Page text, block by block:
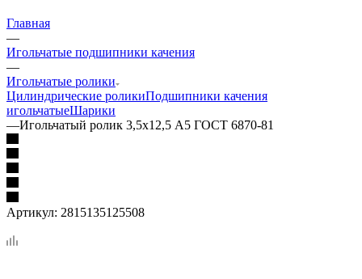
Главная
—
Игольчатые подшипники качения
—
Игольчатые ролики
Цилиндрические роликиПодшипники качения
игольчатыеШарики
—Игольчатый ролик 3,5х12,5 А5 ГОСТ 6870-81
Артикул: 2815135125508